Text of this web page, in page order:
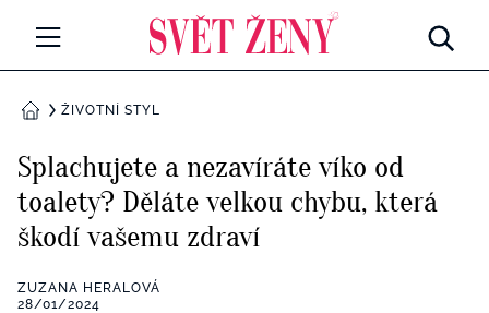
Všechny kategorie
Rozhovory
RETROHUBKY
Všechny kategorie
DOMŮŽIVOTNÍ STYL
Splachujete a nezavíráte víko od
toalety? Děláte velkou chybu, která
škodí vašemu zdraví
ZUZANA HERALOVÁ
28/01/2024